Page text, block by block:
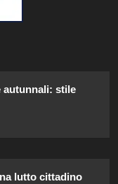
autunnali: stile
lutto cittadino